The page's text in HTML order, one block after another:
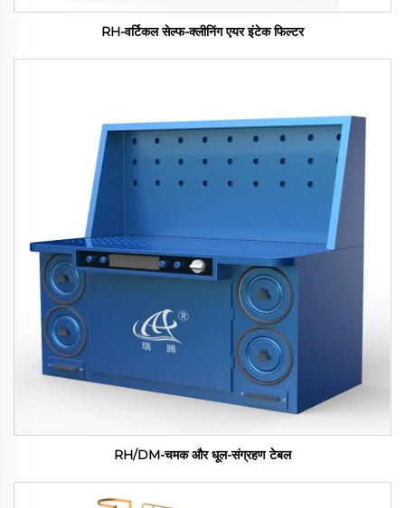
RH-वर्टिकल सेल्फ-क्लीनिंग एयर इंटेक फिल्टर
RH/DM-चमक और धूल-संग्रहण टेबल